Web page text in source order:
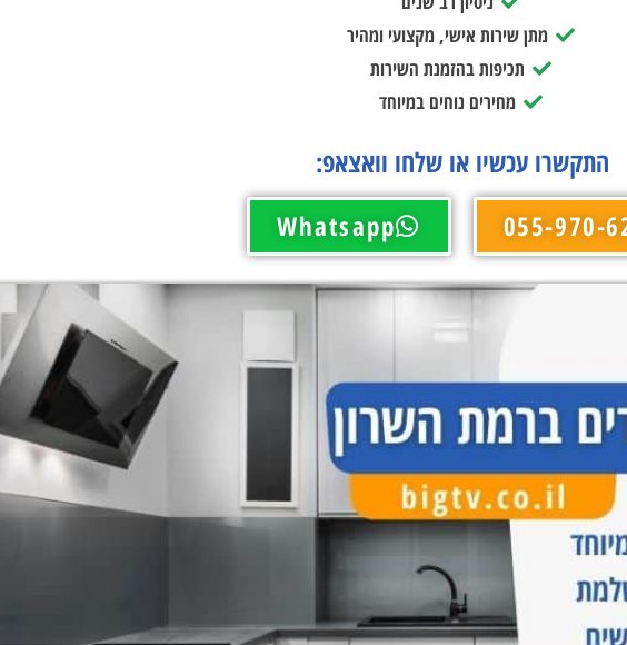
מתן שירות אישי, מקצועי ומהיר
תכיפות בהזמנת השירות
מחירים נוחים במיוחד
התקשרו עכשיו או שלחו וואצאפ:
055-970-
Whatsapp